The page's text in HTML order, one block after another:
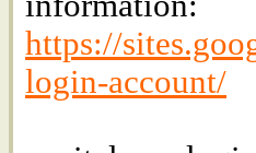
https://
login-account/